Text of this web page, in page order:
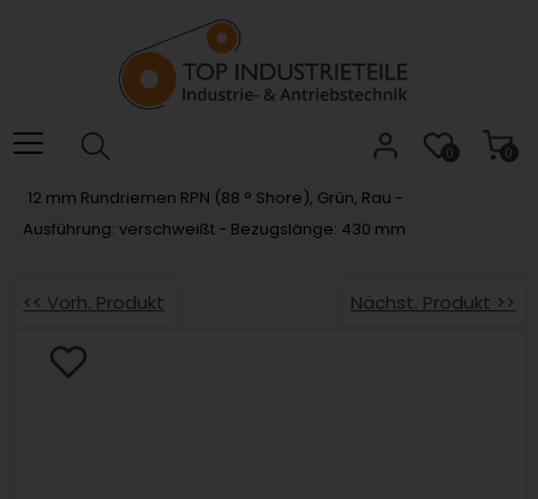
das
Barrierefreiheitsmenü
0
0
12 mm Rundriemen RPN (88 ° Shore), Grün, Rau -
Ausführung: verschweißt - Bezugslänge: 430 mm
<< Vorh. Produkt Nächst. Produkt >>